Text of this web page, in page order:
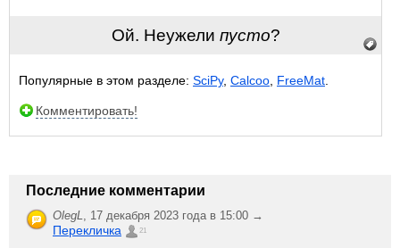
Ой. Неужели пусто?
Популярные в этом разделе: SciPy, Calcoo FreeMat
Комментировать!
Последние комментарии
OlegL, 17 декабря 2023 года в 15:00 →
Перекличка 21